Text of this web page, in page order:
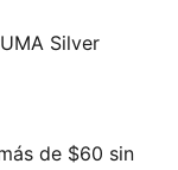
el máximo
una tracción
como
Silver
de $60 sin